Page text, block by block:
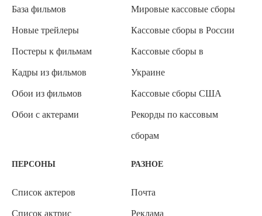
База фильмов
Новые трейлеры
Постеры к фильмам
Кадры из фильмов
Обои из фильмов
Обои с актерами
Мировые кассовые сборы
Кассовые сборы в России
Кассовые сборы в
Украине
Кассовые сборы США
Рекорды по кассовым
сборам
ПЕРСОНЫ
Список актеров
Список актрис
РАЗНОЕ
Почта
Реклама